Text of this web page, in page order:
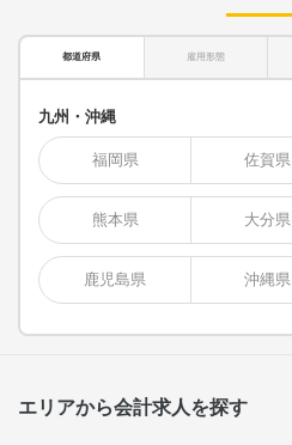
都道府県 雇用形態
九州・沖縄
福岡県 佐賀県
熊本県 大分県
鹿児島県 沖縄県
エリアから会計求人を探す